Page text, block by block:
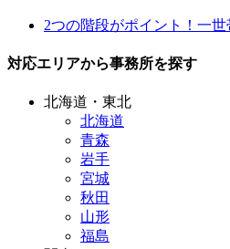
2つの階段がポイント！一
対応エリアから事務所を探す
北海道・東北
北海道
青森
岩手
宮城
秋田
山形
福島